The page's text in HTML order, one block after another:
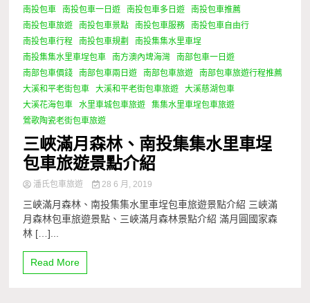
南投包車
南投包車一日遊 南投包車多日遊
南投包車推薦
南投包車旅遊
南投包車景點 南投包車服務
南投包車自由行
南投包車行程
南投包車規劃
南投集集水里車埕
南投集集水里車埕包車
南方澳內埤海灣
南部包車一日遊
南部包車價錢
南部包車兩日遊 南部包車旅遊
南部包車旅遊行程推薦
大溪和平老街包車
大溪和平老街包車旅遊
大溪慈湖包車
大溪花海包車
水里車城包車旅遊
集集水里車埕包車旅遊
鶯歌陶瓷老街包車旅遊
三峽滿月森林、南投集集水里車埕
包車旅遊景點介紹
潘氏包車旅遊 28 6 月, 2019
三峽滿月森林、南投集集水里車埕包車旅遊景點介紹 三峽滿
月森林包車旅遊景點、三峽滿月森林景點介紹 滿月圓國家森
林 […]...
Read More